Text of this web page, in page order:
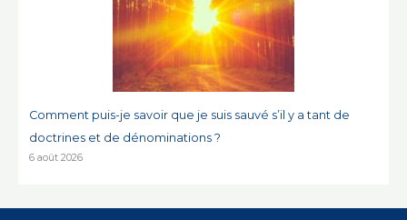
Comment puis-je savoir que je suis sauvé s’il y a tant de
doctrines et de dénominations ?
6 août 2026